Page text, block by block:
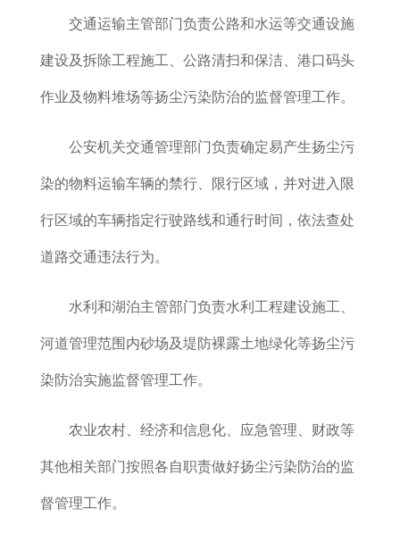
交通运输主管部门负责公路和水运等交通设施
建设及拆除工程施工、公路清扫和保洁、港口码头
作业及物料堆场等扬尘污染防治的监督管理工作。
公安机关交通管理部门负责确定易产生扬尘污
染的物料运输车辆的禁行、限行区域，并对进入限
行区域的车辆指定行驶路线和通行时间，依法查处
道路交通违法行为。
水利和湖泊主管部门负责水利工程建设施工、
河道管理范围内砂场及堤防裸露土地绿化等扬尘污
染防治实施监督管理工作。
农业农村、经济和信息化、应急管理、财政等
其他相关部门按照各自职责做好扬尘污染防治的监
督管理工作。